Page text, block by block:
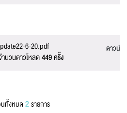
6-20.pdf
นวนดาวโหลด449 ครั้ง
ดาวน์โ
ทั้งหมด 2รายการ
องแล้ว